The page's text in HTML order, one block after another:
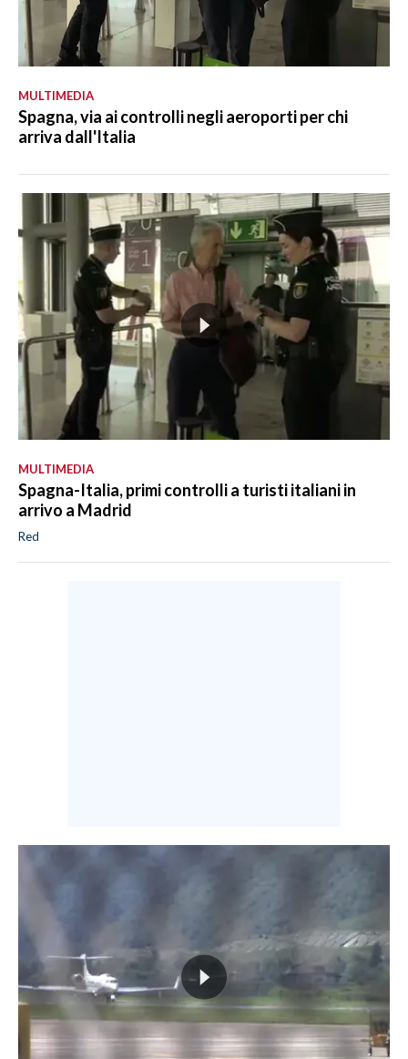
MULTIMEDIA
Spagna, via ai controlli negli aeroporti per chi
arriva dall'Italia
MULTIMEDIA
Spagna-Italia, primi controlli a turisti italiani in
arrivo a Madrid
Red